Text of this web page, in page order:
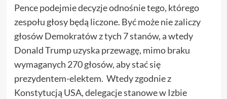
Pence podejmie decyzje odnośnie tego, którego
zespołu głosy będą liczone. Być może nie zaliczy
głosów Demokratów z tych 7 stanów, a wtedy
Donald Trump uzyska przewagę, mimo braku
wymaganych 270 głosów, aby stać się
prezydentem-elektem. Wtedy zgodnie z
Konstytucją USA, delegacje stanowe w Izbie